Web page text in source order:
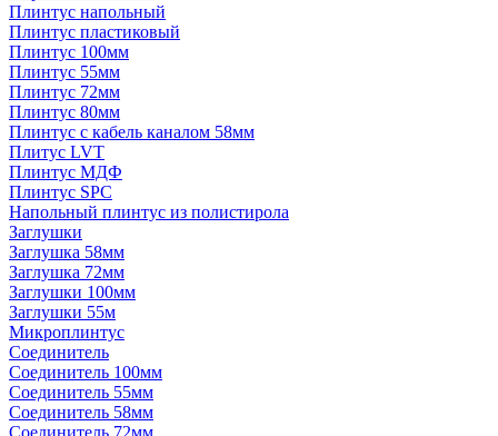
Плинтус напольный
Плинтус пластиковый
Плинтус 100мм
Плинтус 55мм
Плинтус 72мм
Плинтус 80мм
Плинтус с кабель каналом 58мм
Плитус LVT
Плинтус МДФ
Плинтус SPC
Напольный плинтус из полистирола
Заглушки
Заглушка 58мм
Заглушка 72мм
Заглушки 100мм
Заглушки 55м
Микроплинтус
Соединитель
Соединитель 100мм
Соединитель 55мм
Соединитель 58мм
Соединитель 72мм